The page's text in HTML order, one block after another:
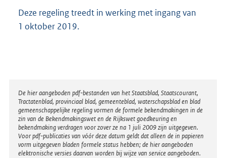
b
Deze regeling treedt in werking met ingang van
1 oktober 2019.
Disclaimer
De hier aangeboden pdf-bestanden van het Staatsblad, Staatscourant,
Tractatenblad, provinciaal blad, gemeenteblad, waterschapsblad en blad
gemeenschappelijke regeling vormen de formele bekendmakingen in de
zin van de Bekendmakingswet en de Rijkswet goedkeuring en
bekendmaking verdragen voor zover ze na 1 juli 2009 zijn uitgegeven.
Voor pdf-publicaties van vóór deze datum geldt dat alleen de in papieren
vorm uitgegeven bladen formele status hebben; de hier aangeboden
elektronische versies daarvan worden bij wijze van service aangeboden.